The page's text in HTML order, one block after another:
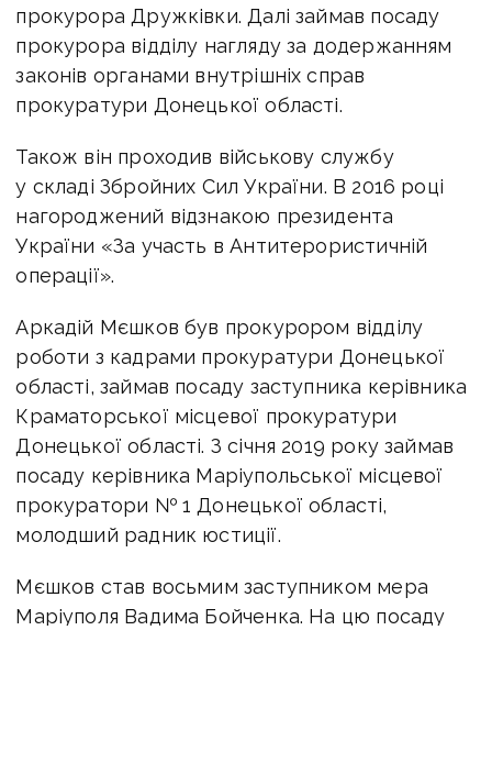
прокурора Дружківки. Далі займав посаду
прокурора відділу нагляду за додержанням
законів органами внутрішніх справ
прокуратури Донецької області.
Також він проходив військову службу
у складі Збройних Сил України. В 2016 році
нагороджений відзнакою президента
України «За участь в Антитерористичній
операції».
Аркадій Мєшков був прокурором відділу
роботи з кадрами прокуратури Донецької
області, займав посаду заступника керівника
Краматорської місцевої прокуратури
Донецької області. З січня 2019 року займав
посаду керівника Маріупольської місцевої
прокуратори № 1 Донецької області,
молодший радник юстиції.
Мєшков став восьмим заступником мера
Маріуполя Вадима Бойченка. На цю посаду